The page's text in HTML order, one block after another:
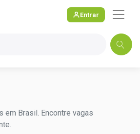
Entrar
em Brasil. Encontre vagas